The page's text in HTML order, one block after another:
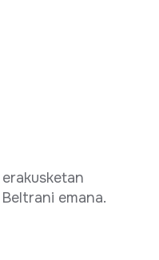
emana.